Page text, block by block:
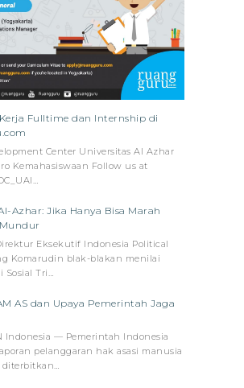
Fulltime dan Internship di
Center Universitas Al Azhar
Kemahasiswaan Follow us at
Azhar: Jika Hanya Bisa Marah
Eksekutif Indonesia Political
Komarudin blak-blakan menilai
Sosial Tri…
AS dan Upaya Pemerintah Jaga
Indonesia — Pemerintah Indonesia
pelanggaran hak asasi manusia
diterbitkan…